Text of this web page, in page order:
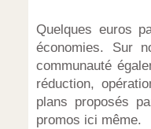
Quelques euros
économies. Sur
communauté
réduction,
plans proposés
promos ici même.